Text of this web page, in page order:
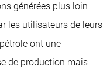
générées plus loin
les utilisateurs de leurs
ont une
de production mais